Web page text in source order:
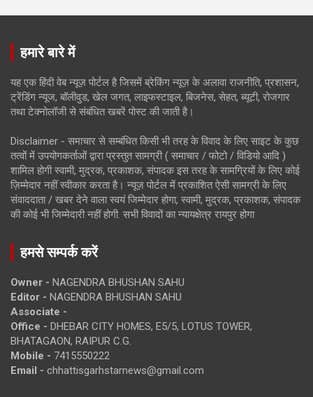
हमारे बारे में
यह एक हिंदी वेब न्यूज़ पोर्टल है जिसमें ब्रेकिंग न्यूज़ के अलावा राजनीति, प्रशासन,
ट्रेंडिंग न्यूज, बॉलीवुड, खेल जगत, लाइफस्टाइल, बिजनेस, सेहत, ब्यूटी, रोजगार
तथा टेक्नोलॉजी से संबंधित खबरें पोस्ट की जाती है।
Disclaimer - समाचार से सम्बंधित किसी भी तरह के विवाद के लिए साइट के कुछ
तत्वों में उपयोगकर्ताओं द्वारा प्रस्तुत सामग्री ( समाचार / फोटो / विडियो आदि )
शामिल होगी स्वामी, मुद्रक, प्रकाशक, संपादक इस तरह के सामग्रियों के लिए कोई
ज़िम्मेदार नहीं स्वीकार करता है। न्यूज़ पोर्टल में प्रकाशित ऐसी सामग्री के लिए
संवाददाता / खबर देने वाला स्वयं जिम्मेदार होगा, स्वामी, मुद्रक, प्रकाशक, संपादक
की कोई भी जिम्मेदारी नहीं होगी. सभी विवादों का न्यायक्षेत्र रायपुर होगा
हमसे सम्पर्क करें
Owner - NAGENDRA BHUSHAN SAHU
Editor - NAGENDRA BHUSHAN SAHU
Associate -
Office - DHEBAR CITY HOMES, E5/5, LOTUS TOWER,
BHATAGAON, RAIPUR C.G.
Mobile - 7415550222
Email - chhattisgarhstarnews@gmail.com